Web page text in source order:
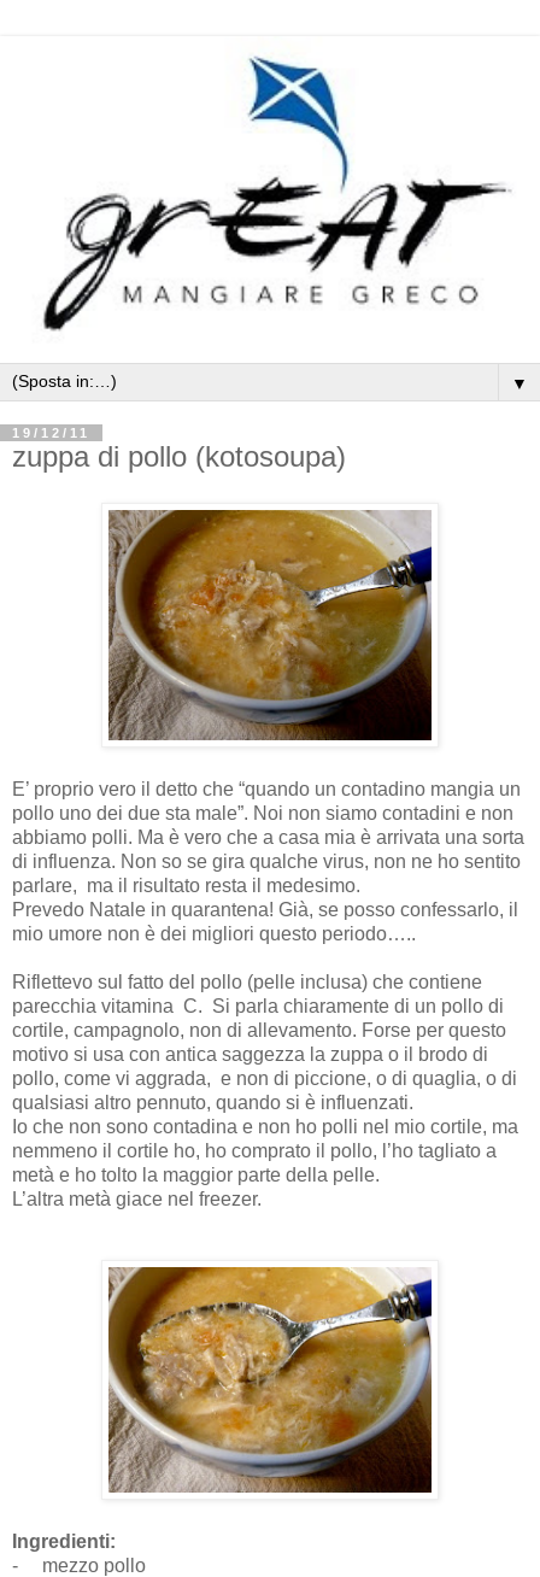
▼
19/12/11
zuppa di pollo (kotosoupa)
E’ proprio vero il detto che “quando un contadino mangia un
pollo uno dei due sta male”. Noi non siamo contadini e non
abbiamo polli. Ma è vero che a casa mia è arrivata una sorta
di influenza. Non so se gira qualche virus, non ne ho sentito
parlare, ma il risultato resta il medesimo.
Prevedo Natale in quarantena! Già, se posso confessarlo, il
mio umore non è dei migliori questo periodo…..
Riflettevo sul fatto del pollo (pelle inclusa) che contiene
parecchia vitamina C. Si parla chiaramente di un pollo di
cortile, campagnolo, non di allevamento. Forse per questo
motivo si usa con antica saggezza la zuppa o il brodo di
pollo, come vi aggrada, e non di piccione, o di quaglia, o di
qualsiasi altro pennuto, quando si è influenzati.
Io che non sono contadina e non ho polli nel mio cortile, ma
nemmeno il cortile ho, ho comprato il pollo, l’ho tagliato a
metà e ho tolto la maggior parte della pelle.
L’altra metà giace nel freezer.
Ingredienti:
-
mezzo pollo